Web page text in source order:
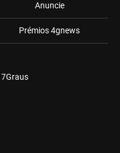
Anuncie
Prémios 4gnews
7Graus